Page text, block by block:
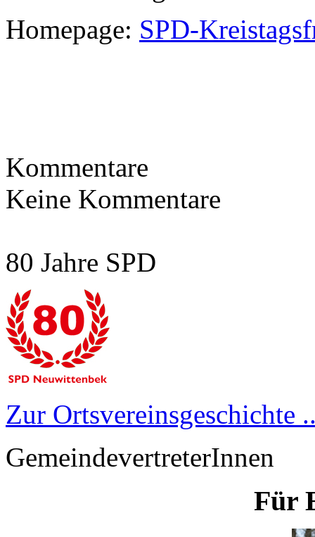
Homepage: SPD-
Kommentare
Keine Kommentare
80 Jahre SPD
Zur Ortsvereinsgeschichte
GemeindevertreterInnen
Für